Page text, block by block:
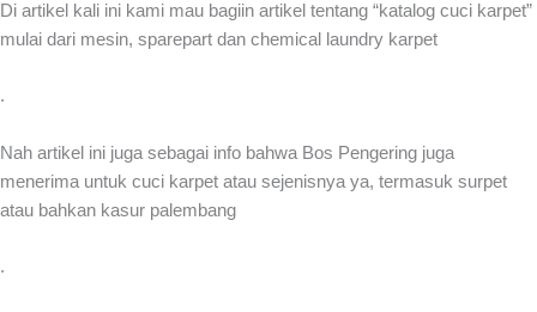
Di artikel kali ini kami mau bagiin artikel tentang “katalog cuci karpet”
mulai dari mesin, sparepart dan chemical laundry karpet
.
Nah artikel ini juga sebagai info bahwa Bos Pengering juga
menerima untuk cuci karpet atau sejenisnya ya, termasuk surpet
atau bahkan kasur palembang
.